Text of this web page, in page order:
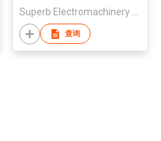
Superb Electromachinery Co Limited
查询